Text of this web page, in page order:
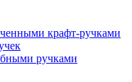
крафт-ручками
ручками